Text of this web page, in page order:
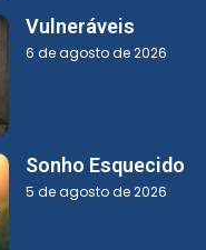
Vulneráveis
6 de agosto de 2026
Sonho Esquecido
5 de agosto de 2026